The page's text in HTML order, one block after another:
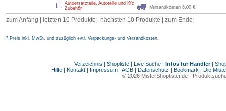
Autoersatzteile, Autoteile und Kfz
Zubehör
Versandkosten 6,00 €
zum Anfang letzten 10 Produkte nächsten 10 Produkte zum Ende
* Preis inkl. MwSt. und zuzüglich evtl. Verpackungs- und Versandkosten.
Verzeichnis | Shopliste| Live Suche| Infos für Händler|
Hilfe | Kontakt | Impressum | AGB | Datenschutz | Bookmark | Die
© 2026 MisterShoplister.de-